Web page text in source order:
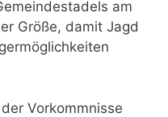
am
Größe, damit Jagd
Vorkommnisse